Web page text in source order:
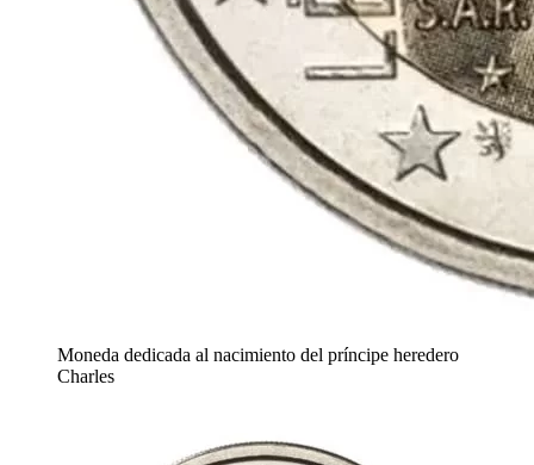
Moneda dedicada al nacimiento del príncipe heredero
Charles